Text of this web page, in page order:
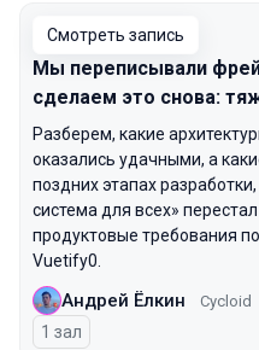
Смотреть запись
Мы переписывали
сделаем это снова:
Разберем, какие
оказались удачными, а
поздних этапах
система для всех»
продуктовые требования
Vuetify0.
Андрей Ёлкин Cycloid
1 зал